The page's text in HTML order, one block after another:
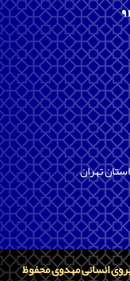
تهران
انسانی مهدوی محفوظ